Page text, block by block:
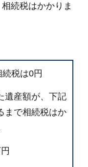
続税はかかりま
税は0円
遺産額が、下記
まで相続税はか